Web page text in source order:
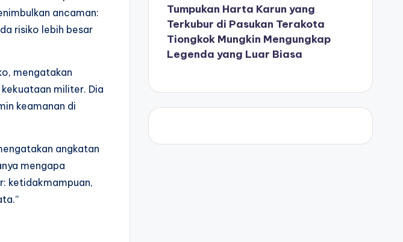
ancaman:
risiko lebih besar
mengatakan
militer. Dia
keamanan di
angkatan
mengapa
ketidakmampuan,
Tumpukan Harta Karun yang
Terkubur di Pasukan Terakota
Tiongkok Mungkin Mengungkap
Legenda yang Luar Biasa